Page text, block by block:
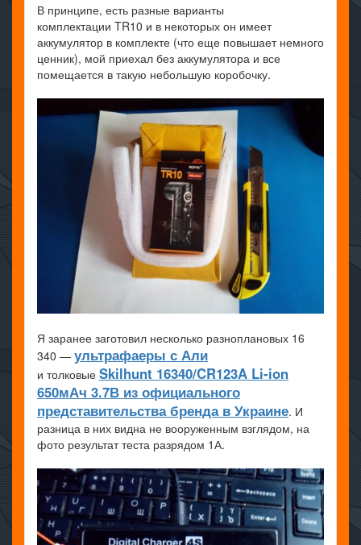
В принципе, есть разные варианты
комплектации TR10 и в некоторых он имеет
аккумулятор в комплекте (что еще повышает немного
ценник), мой приехал без аккумулятора и все
помещается в такую небольшую коробочку.
Я заранее заготовил несколько разноплановых 16
340 — ультрафаеры с Али
и толковые Skilhunt 16340/CR123A Li-ion
650мАч 3.7В из официального
представительства бренда в Украине. И
разница в них видна не вооруженным взглядом, на
фото результат теста разрядом 1А.